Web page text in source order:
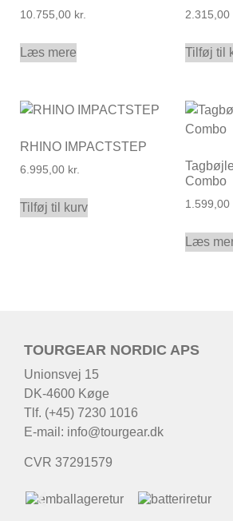
10.755,00 kr.
Læs mere
2.315,00
Tilføj til
RHINO IMPACTSTEP
6.995,00 kr.
Tilføj til kurv
Combo
1.599,00
Læs
TOURGEAR NORDIC APS
Unionsvej 15
DK-4600 Køge
Tlf. (+45) 7230 1016
E-mail: info@tourgear.dk
CVR 37291579